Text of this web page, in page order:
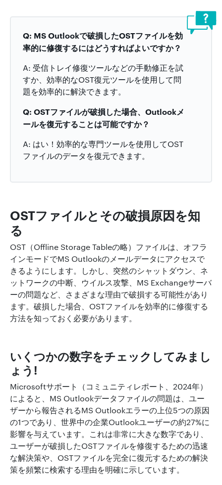
Q: MS Outlookで破損したOSTファイルを効
率的に修復するにはどうすればよいですか？
A: 受信トレイ修復ツールなどの手動修正を試
すか、効率的なOST復元ツールを使用して問
題を効率的に解決できます。
Q: OSTファイルが破損した場合、Outlookメ
ールを復元することは可能ですか？
A: はい！効率的な専門ツールを使用してOST
ファイルのデータを復元できます。
OSTファイルとその破損原因を知
る
OST（Offline Storage Tableの略）ファイルは、オフラ
インモードでMS Outlookのメールデータにアクセスで
きるようにします。しかし、突然のシャットダウン、ネ
ットワークの中断、ウイルス攻撃、MS Exchangeサーバ
ーの問題など、さまざまな理由で破損する可能性があり
ます。破損した場合、OSTファイルを効率的に修復する
方法を知っておく必要があります。
いくつかの数字をチェックしてみまし
ょう!
Microsoftサポート（コミュニティレポート、2024年）
によると、MS Outlookデータファイルの問題は、ユー
ザーから報告されるMS Outlookエラーの上位5つの原因
の1つであり、世界中の企業Outlookユーザーの約27%に
影響を与えています。これは非常に大きな数字であり、
ユーザーが破損したOSTファイルを修復するための迅速
な解決策や、OSTファイルを完全に復元するための解決
策を頻繁に検索する理由を明確に示しています。